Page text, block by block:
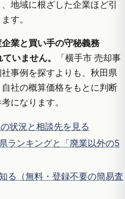
地域に根ざした企業ほど引
す。
業と買い手の守秘義務
いません。
「横手市 売却事
事例を探すよりも、秋田県
社の概算価格をもとに判断
になります。
状況と相談先を見る
ランキングと「廃業以外の5
る（無料・登録不要の簡易査